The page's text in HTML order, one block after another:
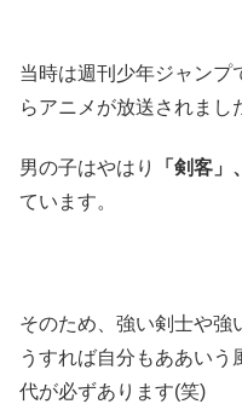
当時は週刊少年ジャンプ
らアニメが放送されまし
男の子はやはり 「剣客」
ています。
そのため、強い剣士や強
うすれば自分もああい
代が必ずあります(笑)